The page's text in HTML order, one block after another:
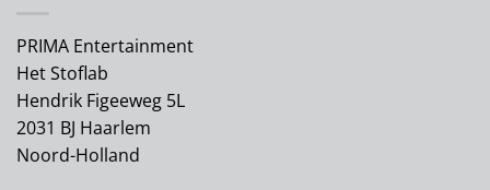
PRIMA Entertainment
Het Stoflab
Hendrik Figeeweg 5L
2031 BJ Haarlem
Noord-Holland